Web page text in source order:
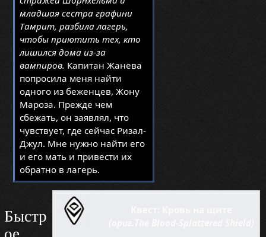
младшая сестра графини
Тамрит, разбила лагерь,
чтобы приютить тех, кто
лишился дома из-за
вампиров. Капитан Жанева
попросила меня найти
одного из беженцев, Жону
Мароза. Прежде чем
сбежать, он заявлял, что
чувствует, где сейчас Ризал-
Джул. Мне нужно найти его
и его мать и привести их
обратно в лагерь.
Быстр